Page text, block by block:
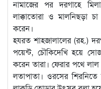
নামাজের পর দরগাহে
লাক্কাতোরা ও মালনিছড়া
করেন।
হযরত শাহজালালের (রহ.)
পয়েন্ট, চৌকিদেখি হয়ে
করেন তারা। ফেরার পথে
লতাপাতা। ওরসের